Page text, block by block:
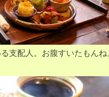
支配人。お腹すいたもんね。